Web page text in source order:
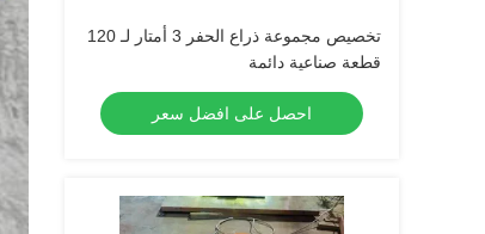
تخصيص مجموعة ذراع الحفر 3 أمتار لـ 120
قطعة صناعية دائمة
احصل على افضل سعر